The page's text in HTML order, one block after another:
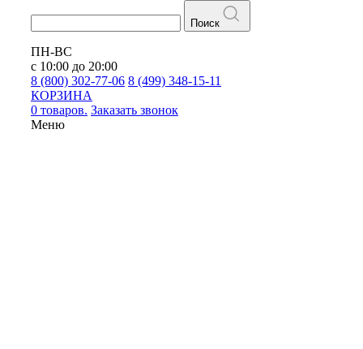
Поиск
ПН-ВС
с 10:00 до 20:00
8 (800) 302-77-06 8 (499) 348-15-11
КОРЗИНА
0 товаров. Заказать звонок
Меню